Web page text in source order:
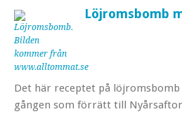
Löjromsbomb
Det här receptet på
gången som förrätt till